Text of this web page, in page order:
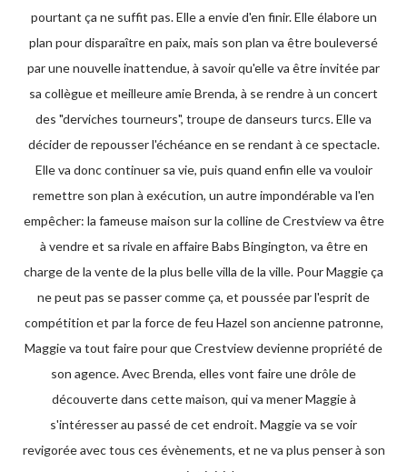
pourtant ça ne suffit pas. Elle a envie d'en finir. Elle élabore un
plan pour disparaître en paix, mais son plan va être bouleversé
par une nouvelle inattendue, à savoir qu'elle va être invitée par
sa collègue et meilleure amie Brenda, à se rendre à un concert
des "derviches tourneurs", troupe de danseurs turcs. Elle va
décider de repousser l'échéance en se rendant à ce spectacle.
Elle va donc continuer sa vie, puis quand enfin elle va vouloir
remettre son plan à exécution, un autre impondérable va l'en
empêcher: la fameuse maison sur la colline de Crestview va être
à vendre et sa rivale en affaire Babs Bingington, va être en
charge de la vente de la plus belle villa de la ville. Pour Maggie ça
ne peut pas se passer comme ça, et poussée par l'esprit de
compétition et par la force de feu Hazel son ancienne patronne,
Maggie va tout faire pour que Crestview devienne propriété de
son agence. Avec Brenda, elles vont faire une drôle de
découverte dans cette maison, qui va mener Maggie à
s'intéresser au passé de cet endroit. Maggie va se voir
revigorée avec tous ces évènements, et ne va plus penser à son